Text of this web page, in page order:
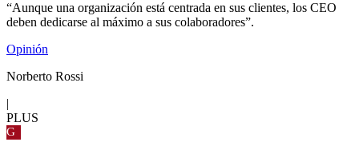
“Aunque una organización está centrada en sus clientes, los CEO
deben dedicarse al máximo a sus colaboradores”.
Opinión
Norberto Rossi
PLUS
G